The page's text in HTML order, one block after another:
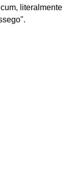
literalmente